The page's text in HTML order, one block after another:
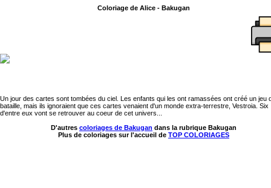
Coloriage de Alice - Bakugan
Un jour des cartes sont tombées du ciel. Les enfants qui les ont ramassées ont créé un jeu
bataille, mais ils ignoraient que ces cartes venaient d'un monde extra-terrestre, Vestroia. Six
d'entre eux vont se retrouver au coeur de cet univers...
D'autres coloriages de Bakugan dans la rubrique Bakugan
Plus de coloriages sur l'accueil de TOP COLORIAGES